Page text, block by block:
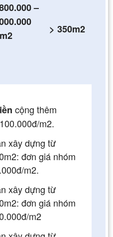
–
> 350m2
cộng thêm
m2.
xây dựng từ
đơn giá nhóm
m2.
xây dựng từ
đơn giá nhóm
m2